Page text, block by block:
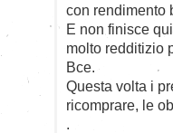
con rendimento
E non finisce
molto redditizio
Bce.
Questa volta i
ricomprare, le
.